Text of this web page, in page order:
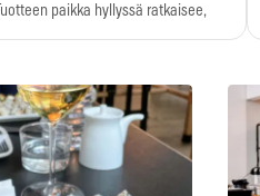
Tuotteen paikka hyllyssä ratkaisee,